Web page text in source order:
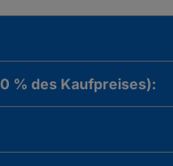
% des Kaufpreises):